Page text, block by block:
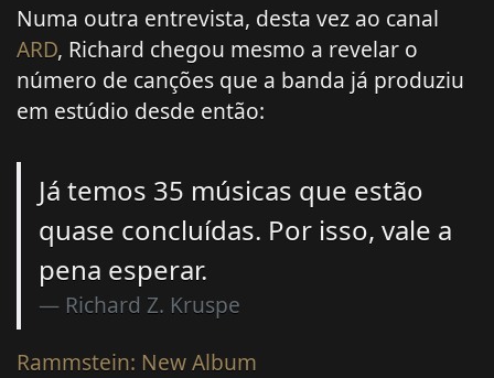
Numa outra entrevista, desta vez ao canal
ARD, Richard chegou mesmo a revelar o
número de canções que a banda já produziu
em estúdio desde então:
Já temos 35 músicas que estão
quase concluídas. Por isso, vale a
pena esperar.
Richard Z. Kruspe
Rammstein: New Album